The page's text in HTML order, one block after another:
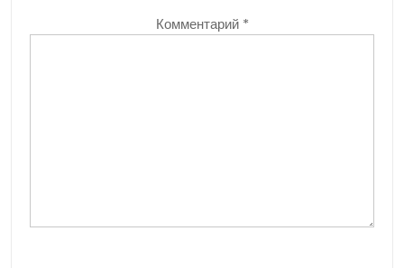
Комментарий *